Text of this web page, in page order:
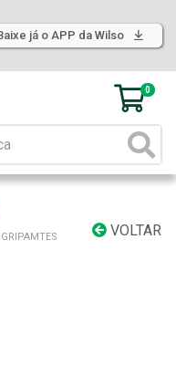
já o APP da Wilso
0
VOLTAR